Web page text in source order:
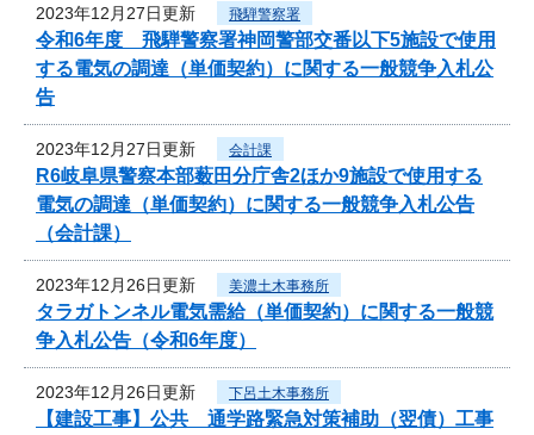
2023年12月27日更新 飛騨警察署
令和6年度 飛騨警察署神岡警部交番以下5施設で使用
する電気の調達（単価契約）に関する一般競争入札公
告
2023年12月27日更新 会計課
R6岐阜県警察本部薮田分庁舎2ほか9施設で使用する
電気の調達（単価契約）に関する一般競争入札公告
（会計課）
2023年12月26日更新 美濃土木事務所
タラガトンネル電気需給（単価契約）に関する一般競
争入札公告（令和6年度）
2023年12月26日更新 下呂土木事務所
【建設工事】公共 通学路緊急対策補助（翌債）工事